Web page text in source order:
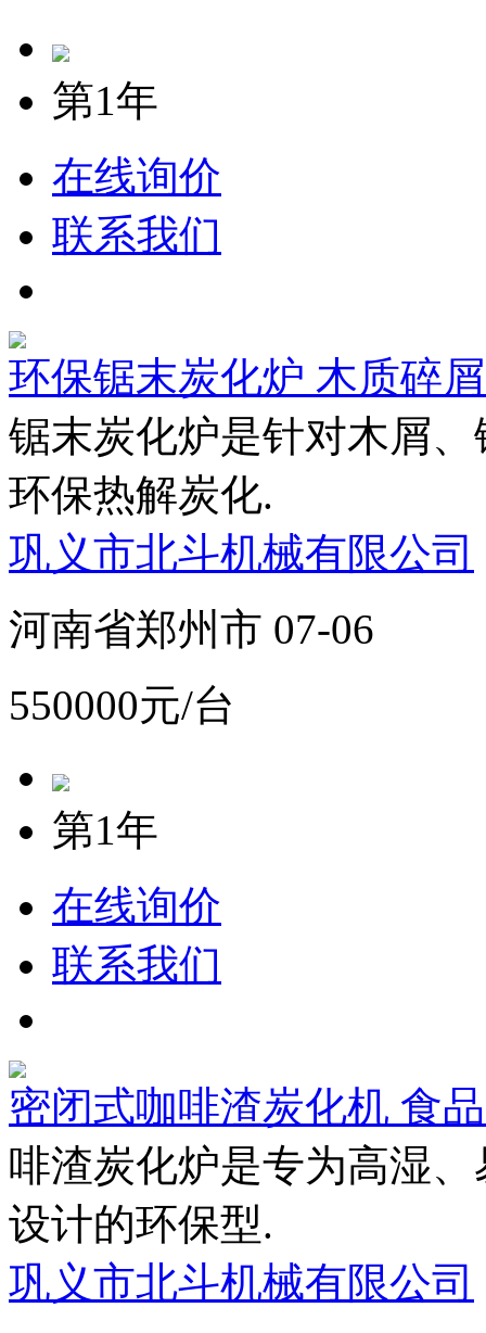
第1年
在线询价
联系我们
环保锯末炭化炉 木质碎
锯末炭化炉是针对木屑
环保热解炭化.
巩义市北斗机械有限公司
河南省郑州市 07-06
550000元/台
第1年
在线询价
联系我们
密闭式咖啡渣炭化机 食
啡渣炭化炉是专为高湿
设计的环保型.
巩义市北斗机械有限公司